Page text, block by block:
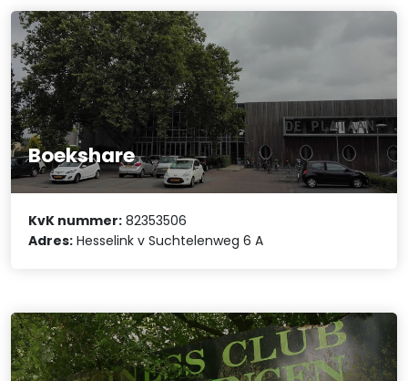
Boekshare
KvK nummer: 82353506
Adres: Hesselink v Suchtelenweg 6 A